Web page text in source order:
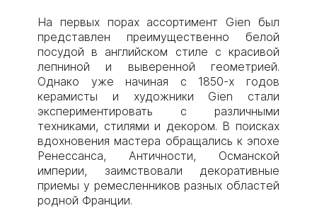
На первых порах ассортимент Gien был
представлен преимущественно белой
посудой в английском стиле с красивой
лепниной и выверенной геометрией.
Однако уже начиная с 1850-х годов
керамисты и художники Gien стали
экспериментировать с различными
техниками, стилями и декором. В поисках
вдохновения мастера обращались к эпохе
Ренессанса, Античности, Османской
империи, заимствовали декоративные
приемы у ремесленников разных областей
родной Франции.